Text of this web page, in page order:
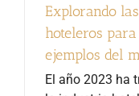
Explorando
hoteleros
ejemplos del
El año 2023 ha